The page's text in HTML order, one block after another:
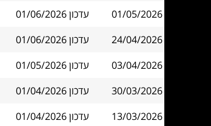
01/05/2026
עדכון 01/06/2026
24/04/2026
עדכון 01/06/2026
03/04/2026
עדכון 01/05/2026
30/03/2026
עדכון 01/04/2026
13/03/2026
עדכון 01/04/2026